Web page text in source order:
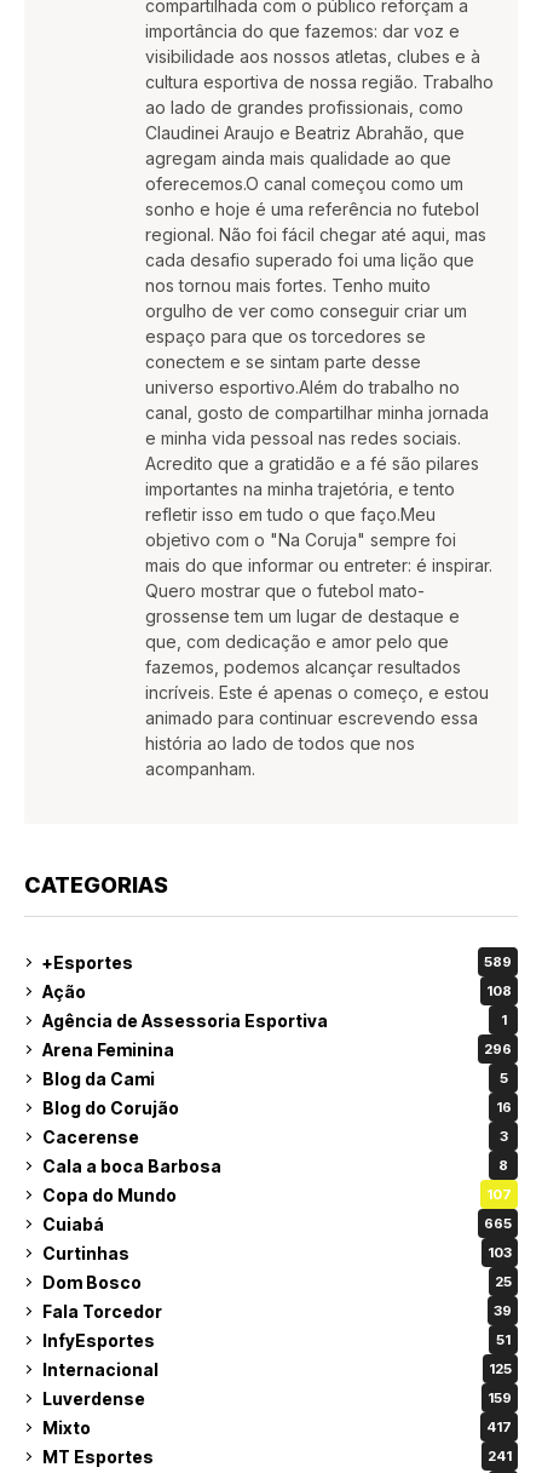
compartilhada com o público reforçam a
importância do que fazemos: dar voz e
visibilidade aos nossos atletas, clubes e à
cultura esportiva de nossa região. Trabalho
ao lado de grandes profissionais, como
Claudinei Araujo e Beatriz Abrahão, que
agregam ainda mais qualidade ao que
oferecemos.O canal começou como um
sonho e hoje é uma referência no futebol
regional. Não foi fácil chegar até aqui, mas
cada desafio superado foi uma lição que
nos tornou mais fortes. Tenho muito
orgulho de ver como conseguir criar um
espaço para que os torcedores se
conectem e se sintam parte desse
universo esportivo.Além do trabalho no
canal, gosto de compartilhar minha jornada
e minha vida pessoal nas redes sociais.
Acredito que a gratidão e a fé são pilares
importantes na minha trajetória, e tento
refletir isso em tudo o que faço.Meu
objetivo com o "Na Coruja" sempre foi
mais do que informar ou entreter: é inspirar.
Quero mostrar que o futebol mato-
grossense tem um lugar de destaque e
que, com dedicação e amor pelo que
fazemos, podemos alcançar resultados
incríveis. Este é apenas o começo, e estou
animado para continuar escrevendo essa
história ao lado de todos que nos
acompanham.
CATEGORIAS
+Esportes 589
Ação 108
Agência de Assessoria Esportiva 1
Arena Feminina 296
Blog da Cami 5
Blog do Corujão 16
Cacerense 3
Cala a boca Barbosa 8
Copa do Mundo 107
Cuiabá 665
Curtinhas 103
Dom Bosco 25
Fala Torcedor 39
InfyEsportes 51
Internacional 125
Luverdense 159
Mixto 417
MT Esportes 241